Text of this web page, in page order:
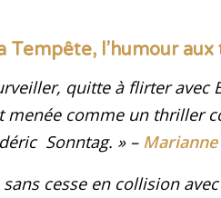
l’humour aux
quitte à flirter avec
menée comme un thriller
Sonntag. » – Marianne
cesse en collision avec